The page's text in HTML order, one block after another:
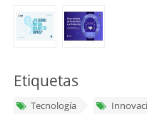
Etiquetas
Tecnología